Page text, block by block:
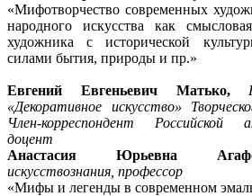
«Мифотворчество современных
народного искусства как
художника с исторической
силами бытия, природы и пр.»
Евгений Евгеньевич Матько,
«Декоративное искусство»
Член-корреспондент Российской
доцент
Анастасия Юрьевна
искусствознания, профессор
«Мифы и легенды в современном